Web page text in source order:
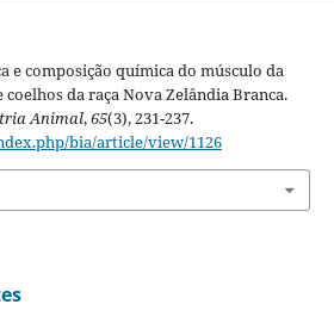
e composição química do músculo da
da raça Nova Zelândia Branca.
Animal,65(3), 231-237.
bia/article/view/1126